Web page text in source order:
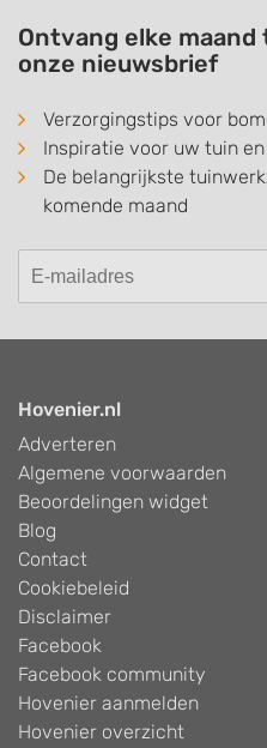
Ontvang elke
onze nieuwsbrief
Verzorgingstips voor
Inspiratie voor uw tuin
De belangrijkste
komende maand
Hovenier.nl
Adverteren
Algemene voorwaarden
Beoordelingen widget
Blog
Contact
Cookiebeleid
Disclaimer
Facebook
Facebook community
Hovenier aanmelden
Hovenier overzicht